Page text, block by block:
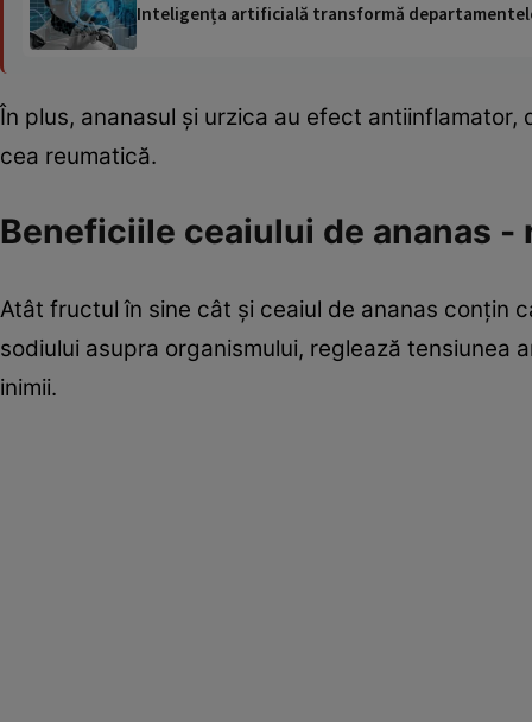
Inteligența artificială transformă
În plus, ananasul şi urzica au efect
cea reumatică.
Beneficiile ceaiului de ananas
Atât fructul în sine cât şi ceaiul de ananas conţin
sodiului asupra organismului, reglează tensiunea
inimii.